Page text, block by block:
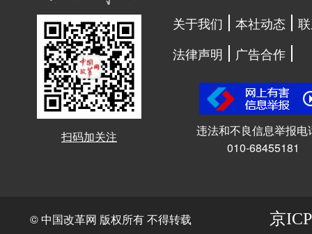
扫码加关注
关于我们 本社动态
法律声明
广告合作
违法和不良信息举报电
010-68455181
© 中国改革网 版权所有 不得转载 京